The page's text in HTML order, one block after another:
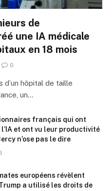
de
une IA médicale
en 18 mois
0
d’un hôpital de taille
un…
français qui ont
et ont vu leur productivité
n’ose pas le dire
européens révèlent
a utilisé les droits de